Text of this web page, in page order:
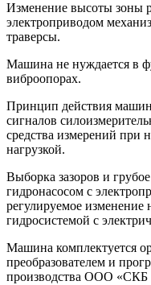
Изменение высоты зоны
электроприводом
траверсы.
Машина не нуждается в
виброопорах.
Принцип действия
сигналов
средства измерений при
нагрузкой.
Выборка зазоров и
гидронасосом с
регулируемое изменение
гидросистемой с
Машина комплектуется
преобразователем и
производства ООО «СКБ